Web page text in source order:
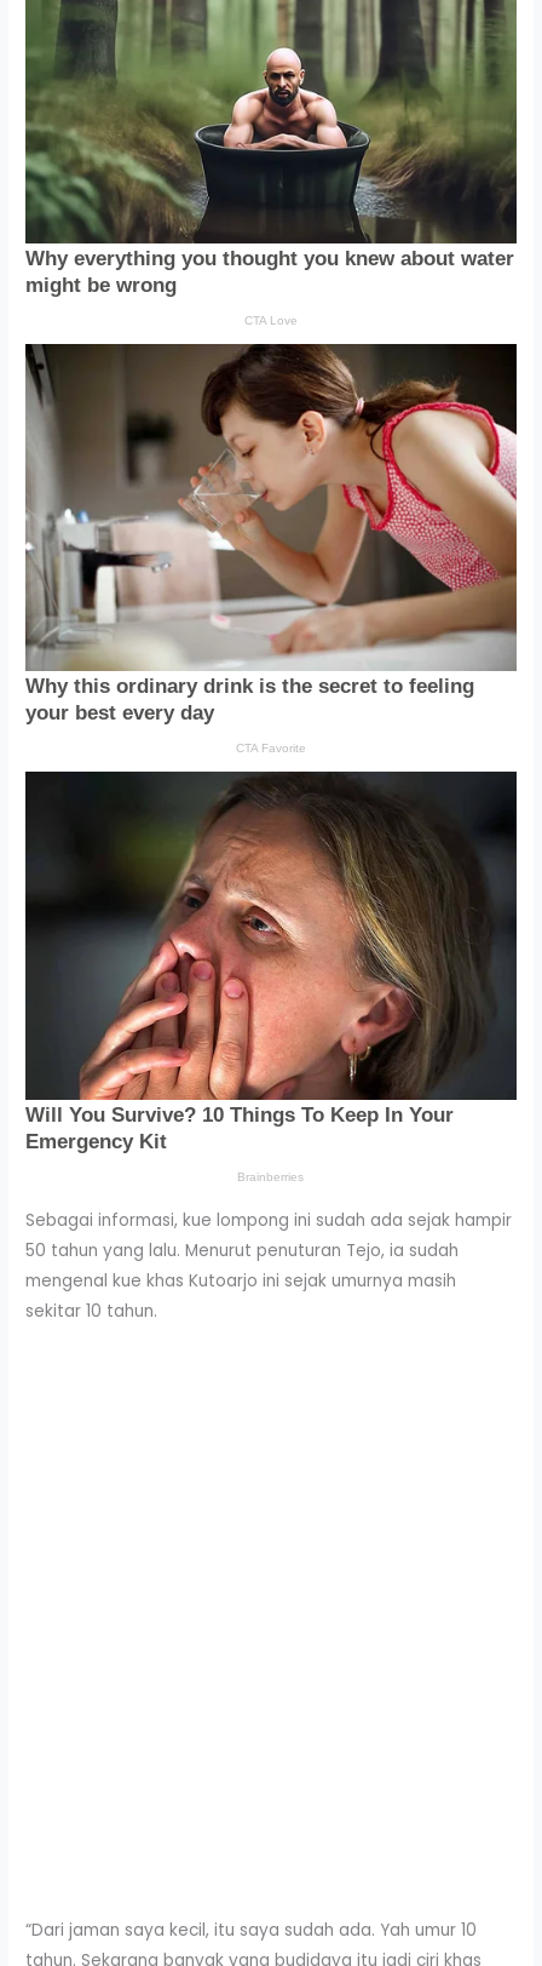
Sebagai informasi, kue lompong ini sudah ada sejak hampir
50 tahun yang lalu. Menurut penuturan Tejo, ia sudah
mengenal kue khas Kutoarjo ini sejak umurnya masih
sekitar 10 tahun.
“Dari jaman saya kecil, itu saya sudah ada. Yah umur 10
tahun. Sekarang banyak yang budidaya itu jadi ciri khas